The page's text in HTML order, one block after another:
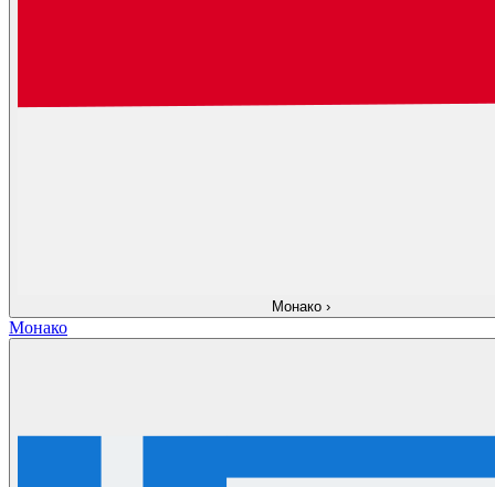
Монако ›
Монако